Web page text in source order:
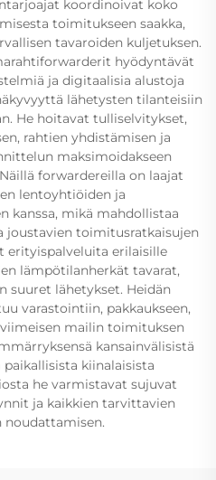
koordinoivat koko
toimitukseen saakka,
tavaroiden kuljetuksen.
hyödyntävät
ja digitaalisia alustoja
lähetysten tilanteisiin
He hoitavat tulliselvitykset,
rahtien yhdistämisen ja
maksimoidakseen
forwardereilla on laajat
lentoyhtiöiden ja
kanssa, mikä mahdollistaa
joustavien toimitusratkaisujen
erityispalveluita erilaisille
lämpötilanherkät tavarat,
suuret lähetykset. Heidän
varastointiin, pakkaukseen,
mailin toimituksen
kansainvälisistä
paikallisista kiinalaisista
he varmistavat sujuvat
ja kaikkien tarvittavien
noudattamisen.